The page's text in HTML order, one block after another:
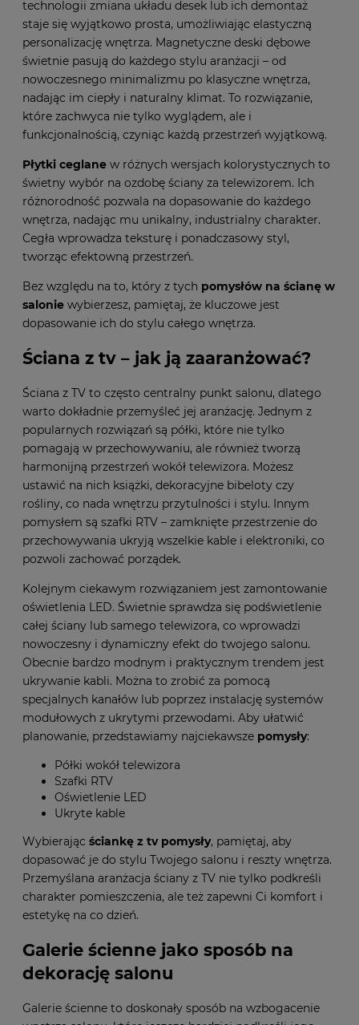
technologii zmiana układu desek lub ich demontaż
staje się wyjątkowo prosta, umożliwiając elastyczną
personalizację wnętrza. Magnetyczne deski dębowe
świetnie pasują do każdego stylu aranżacji – od
nowoczesnego minimalizmu po klasyczne wnętrza,
nadając im ciepły i naturalny klimat. To rozwiązanie,
które zachwyca nie tylko wyglądem, ale i
funkcjonalnością, czyniąc każdą przestrzeń wyjątkową.
Płytki ceglane w różnych wersjach kolorystycznych to
świetny wybór na ozdobę ściany za telewizorem. Ich
różnorodność pozwala na dopasowanie do każdego
wnętrza, nadając mu unikalny, industrialny charakter.
Cegła wprowadza teksturę i ponadczasowy styl,
tworząc efektowną przestrzeń.
Bez względu na to, który z tych pomysłów na ścianę w
salonie wybierzesz, pamiętaj, że kluczowe jest
dopasowanie ich do stylu całego wnętrza.
Ściana z tv – jak ją zaaranżować?
Ściana z TV to często centralny punkt salonu, dlatego
warto dokładnie przemyśleć jej aranżację. Jednym z
popularnych rozwiązań są półki, które nie tylko
pomagają w przechowywaniu, ale również tworzą
harmonijną przestrzeń wokół telewizora. Możesz
ustawić na nich książki, dekoracyjne bibeloty czy
rośliny, co nada wnętrzu przytulności i stylu. Innym
pomysłem są szafki RTV – zamknięte przestrzenie do
przechowywania ukryją wszelkie kable i elektroniki, co
pozwoli zachować porządek.
Kolejnym ciekawym rozwiązaniem jest zamontowanie
oświetlenia LED. Świetnie sprawdza się podświetlenie
całej ściany lub samego telewizora, co wprowadzi
nowoczesny i dynamiczny efekt do twojego salonu.
Obecnie bardzo modnym i praktycznym trendem jest
ukrywanie kabli. Można to zrobić za pomocą
specjalnych kanałów lub poprzez instalację systemów
modułowych z ukrytymi przewodami. Aby ułatwić
planowanie, przedstawiamy najciekawsze pomysły:
Półki wokół telewizora
Szafki RTV
Oświetlenie LED
Ukryte kable
Wybierając ściankę z tv pomysły, pamiętaj, aby
dopasować je do stylu Twojego salonu i reszty wnętrza.
Przemyślana aranżacja ściany z TV nie tylko podkreśli
charakter pomieszczenia, ale też zapewni Ci komfort i
estetykę na co dzień.
Galerie ścienne jako sposób na
dekorację salonu
Galerie ścienne to doskonały sposób na wzbogacenie